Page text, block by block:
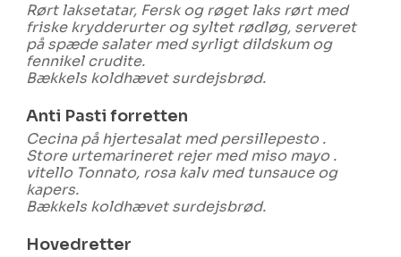
Rørt laksetatar, Fersk og røget laks rørt med
friske krydderurter og syltet rødløg, serveret
på spæde salater med syrligt dildskum og
fennikel crudite.
Bækkels koldhævet surdejsbrød.
Anti Pasti forretten
Cecina på hjertesalat med persillepesto .
Store urtemarineret rejer med miso mayo .
vitello Tonnato, rosa kalv med tunsauce og
kapers.
Bækkels koldhævet surdejsbrød.
Hovedretter